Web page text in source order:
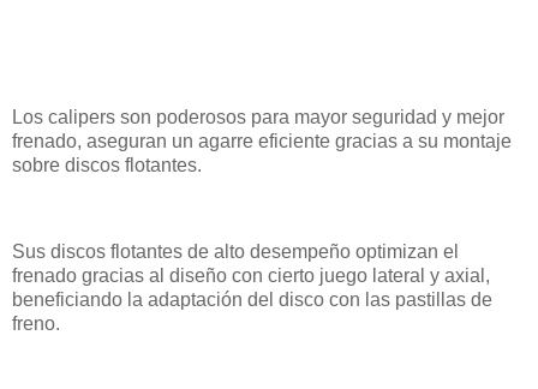
Los calipers son poderosos para mayor seguridad y mejor
frenado, aseguran un agarre eficiente gracias a su montaje
sobre discos flotantes.
Sus discos flotantes de alto desempeño optimizan el
frenado gracias al diseño con cierto juego lateral y axial,
beneficiando la adaptación del disco con las pastillas de
freno.